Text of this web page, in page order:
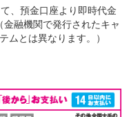
、預金口座より即時代金
融機関で発行されたキャ
ムとは異なります。）